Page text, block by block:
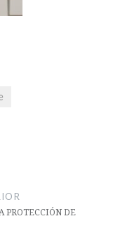
PROTECCIÓN DE